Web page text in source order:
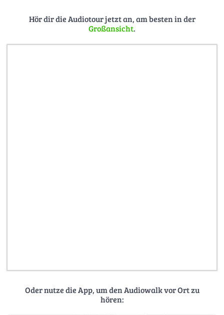
Hör dir die Audiotour jetzt an, am besten in der
Großansicht.
Oder nutze die App, um den Audiowalk vor Ort zu
hören: